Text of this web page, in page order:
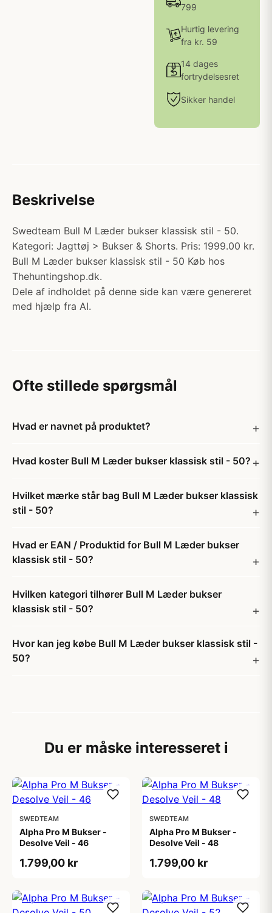
799
Hurtig levering
fra kr. 59
14 dages
fortrydelsesret
Sikker handel
Beskrivelse
Swedteam Bull M Læder bukser klassisk stil - 50.
Kategori: Jagttøj > Bukser & Shorts. Pris: 1999.00 kr.
Bull M Læder bukser klassisk stil - 50 Køb hos
Thehuntingshop.dk.
Dele af indholdet på denne side kan være genereret
med hjælp fra AI.
Ofte stillede spørgsmål
Hvad er navnet på produktet?
Hvad koster Bull M Læder bukser klassisk stil - 50?
Hvilket mærke står bag Bull M Læder bukser klassisk
stil - 50?
Hvad er EAN / Produktid for Bull M Læder bukser
klassisk stil - 50?
Hvilken kategori tilhører Bull M Læder bukser
klassisk stil - 50?
Hvor kan jeg købe Bull M Læder bukser klassisk stil -
50?
Du er måske interesseret i
SWEDTEAM
Alpha Pro M Bukser -
Desolve Veil - 46
1.799,00 kr
SWEDTEAM
Alpha Pro M Bukser -
Desolve Veil - 48
1.799,00 kr